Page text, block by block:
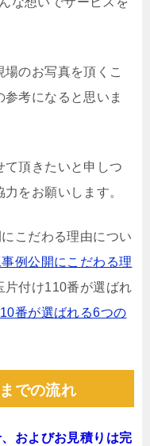
のお写真を頂くこ
考になると思いま
頂きたいと申しつ
をお願いします。
こだわる理由につい
例公開にこだわる理
片付け110番が選ばれ
番が選ばれる6つの
での流れ
およびお見積りは完